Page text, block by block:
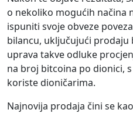
o nekoliko mogućih načina
ispuniti svoje obveze
bilancu, uključujući prodaju
uprava takve odluke
na broj bitcoina po dionici,
koriste dioničarima.
Najnovija prodaja čini se